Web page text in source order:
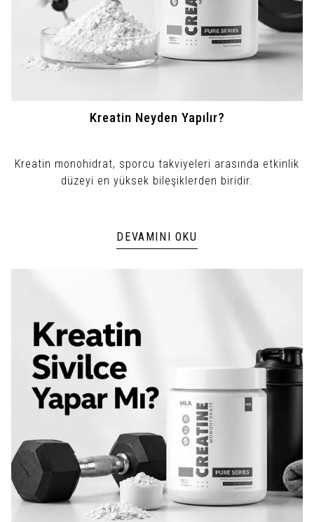
Kreatin Neyden Yapılır?
Kreatin monohidrat, sporcu takviyeleri arasında etkinlik
düzeyi en yüksek bileşiklerden biridir.
DEVAMINI OKU